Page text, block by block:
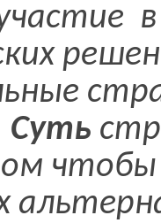
в
Суть
чтобы